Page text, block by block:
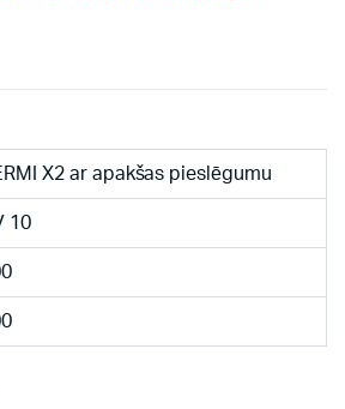
X2 ar apakšas pieslēgumu
10